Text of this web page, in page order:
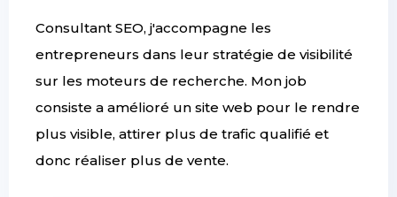
Consultant SEO, j'accompagne les
entrepreneurs dans leur stratégie de visibilité
sur les moteurs de recherche. Mon job
consiste a amélioré un site web pour le rendre
plus visible, attirer plus de trafic qualifié et
donc réaliser plus de vente.